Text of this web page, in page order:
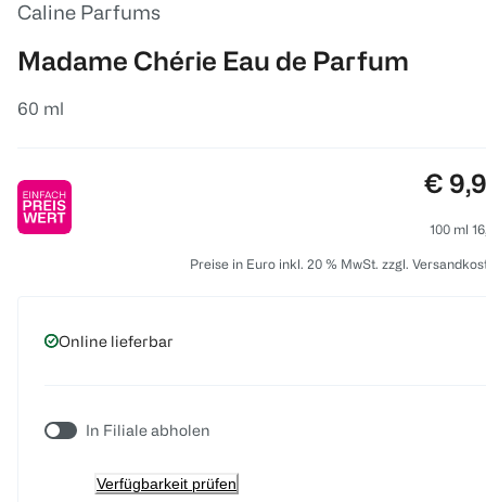
Caline Parfums
Madame Chérie Eau de Parfum
60 ml
€
100 ml
Preise in Euro inkl. 20 % MwSt. zzgl.
Online lieferbar
In Filiale abholen
Verfügbarkeit prüfen